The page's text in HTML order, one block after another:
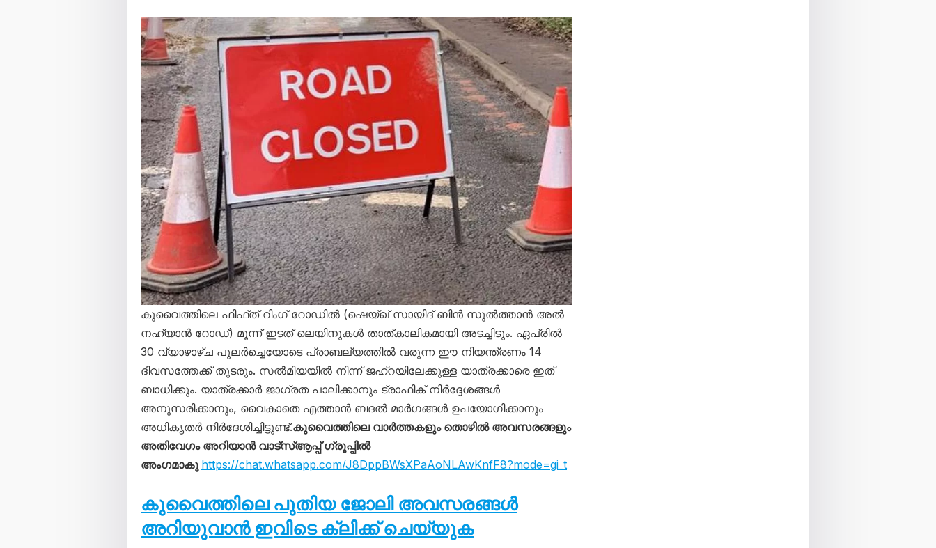
കുവൈത്തിലെ ഫിഫ്ത് റിംഗ് റോഡിൽ (ഷെയ്ഖ് സായിദ് ബിൻ സുൽത്താൻ അൽ
നഹ്യാൻ റോഡ്) മൂന്ന് ഇടത് ലെയിനുകൾ താത്കാലികമായി അടച്ചിടും. ഏപ്രിൽ
30 വ്യാഴാഴ്ച പുലർച്ചെയോടെ പ്രാബല്യത്തിൽ വരുന്ന ഈ നിയന്ത്രണം 14
ദിവസത്തേക്ക് തുടരും. സൽമിയയിൽ നിന്ന് ജഹ്റയിലേക്കുള്ള യാത്രക്കാരെ ഇത്
ബാധിക്കും. യാത്രക്കാർ ജാഗ്രത പാലിക്കാനും ട്രാഫിക് നിർദ്ദേശങ്ങൾ
അനുസരിക്കാനും, വൈകാതെ എത്താൻ ബദൽ മാർഗങ്ങൾ ഉപയോഗിക്കാനും
അധികൃതർ നിർദേശിച്ചിട്ടുണ്ട്.കുവൈത്തിലെ വാർത്തകളും തൊഴിൽ അവസരങ്ങളും
അതിവേഗം അറിയാൻ വാട്സ്ആപ്പ് ഗ്രൂപ്പിൽ
അംഗമാകൂ https://chat.whatsapp.com/J8DppBWsXPaAoNLAwKnfF8?mode=gi_t
കുവൈത്തിലെ പുതിയ ജോലി അവസരങ്ങൾ
അറിയുവാൻ ഇവിടെ ക്ലിക്ക് ചെയ്യുക